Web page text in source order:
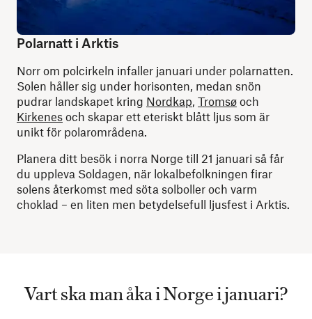
Polarnatt i Arktis
Norr om polcirkeln infaller januari under polarnatten.
Solen håller sig under horisonten, medan snön
pudrar landskapet kring Nordkap, Tromsø och
Kirkenes och skapar ett eteriskt blått ljus som är
unikt för polarområdena.
Planera ditt besök i norra Norge till 21 januari så får
du uppleva Soldagen, när lokalbefolkningen firar
solens återkomst med söta solboller och varm
choklad – en liten men betydelsefull ljusfest i Arktis.
Vart ska man åka i Norge i januari?